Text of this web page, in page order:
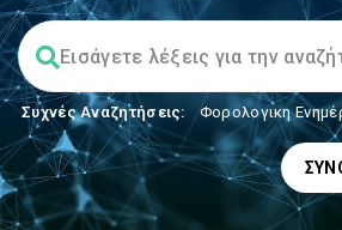
Συχνές Αναζητήσεις: Φορολογικη